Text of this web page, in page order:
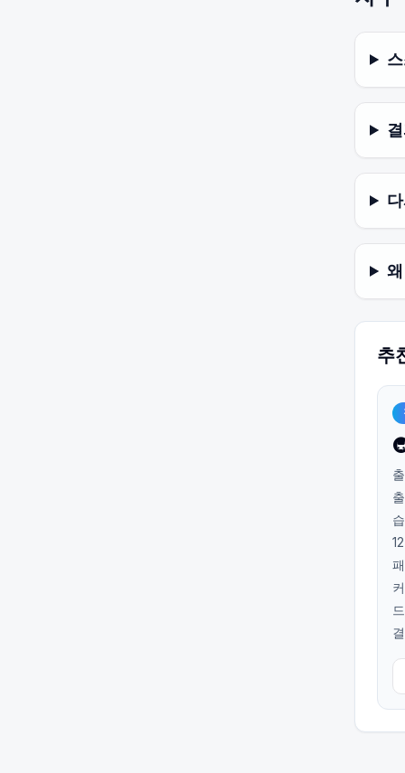
추